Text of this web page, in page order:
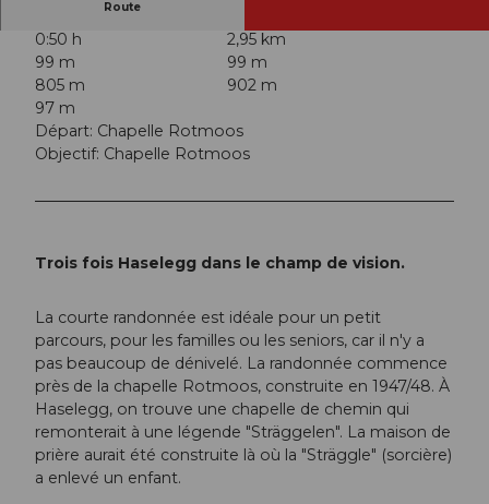
Route
0:50 h
2,95 km
99 m
99 m
805 m
902 m
97 m
Départ: Chapelle Rotmoos
Objectif: Chapelle Rotmoos
Trois fois Haselegg dans le champ de vision.
La courte randonnée est idéale pour un petit
parcours, pour les familles ou les seniors, car il n'y a
pas beaucoup de dénivelé. La randonnée commence
près de la chapelle Rotmoos, construite en 1947/48. À
Haselegg, on trouve une chapelle de chemin qui
remonterait à une légende "Sträggelen". La maison de
prière aurait été construite là où la "Sträggle" (sorcière)
a enlevé un enfant.